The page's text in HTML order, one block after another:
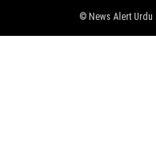
News Alert Urdu